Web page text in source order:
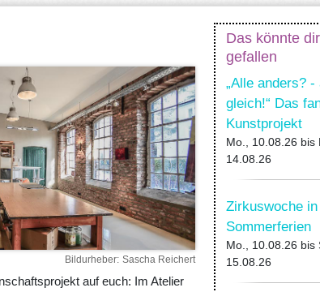
Bildurheber Sascha Reichert
auf euch: Im Atelier
Das könnte
gefallen
„Alle anders? -
gleich!“ Das
Kunstprojekt
Mo., 10.08.26 bis
14.08.26
Zirkuswoche in
Sommerferien
Mo., 10.08.26 bis
15.08.26